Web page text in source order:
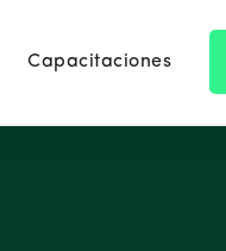
Capacitaciones